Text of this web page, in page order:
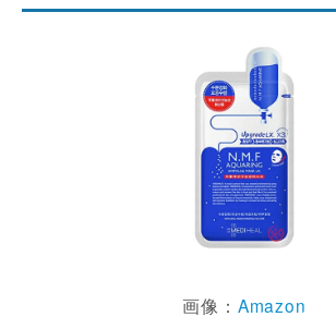
画像： Amazon